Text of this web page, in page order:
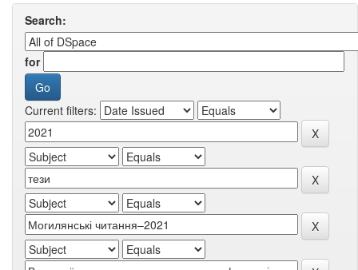
Search:
for
Current filters: